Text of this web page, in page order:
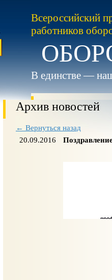
Всероссийский
работников
В единстве —
Архив новостей
← Вернуться назад
20.09.2016